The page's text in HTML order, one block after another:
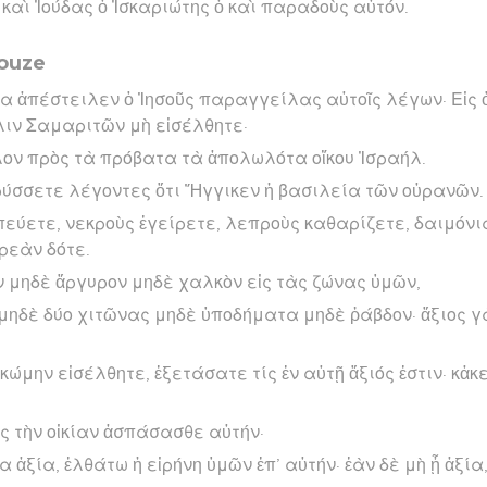
Ἰούδας ὁ Ἰσκαριώτης ὁ καὶ παραδοὺς αὐτόν.
ἀπέστειλεν ὁ Ἰησοῦς παραγγείλας αὐτοῖς λέγων· Εἰς
Σαμαριτῶν μὴ εἰσέλθητε·
πρὸς τὰ πρόβατα τὰ ἀπολωλότα οἴκου Ἰσραήλ.
λέγοντες ὅτι Ἤγγικεν ἡ βασιλεία τῶν οὐρανῶν.
νεκροὺς ἐγείρετε, λεπροὺς καθαρίζετε,
δότε.
μηδὲ ἄργυρον μηδὲ χαλκὸν εἰς τὰς ζώνας ὑμῶν,
δύο χιτῶνας μηδὲ ὑποδήματα μηδὲ ῥάβδον· ἄξιος
εἰσέλθητε, ἐξετάσατε τίς ἐν αὐτῇ ἄξιός ἐστιν·
τὴν οἰκίαν ἀσπάσασθε αὐτήν·
ἀξία, ἐλθάτω ἡ εἰρήνη ὑμῶν ἐπ’ αὐτήν· ἐὰν δὲ μὴ ᾖ